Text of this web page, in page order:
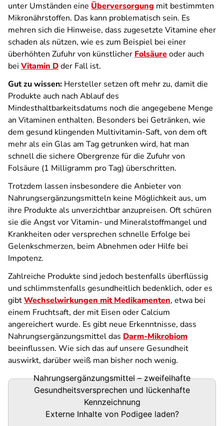
unter Umständen eine Überversorgung mit bestimmten
Mikronährstoffen. Das kann problematisch sein. Es
mehren sich die Hinweise, dass zugesetzte Vitamine eher
schaden als nützen, wie es zum Beispiel bei einer
überhöhten Zufuhr von künstlicher Folsäureoder auch
bei Vitamin Dder Fall ist.
Gut zu wissen: Hersteller setzen oft mehr zu, damit die
Produkte auch nach Ablauf des
Mindesthaltbarkeitsdatums noch die angegebene Menge
an Vitaminen enthalten. Besonders bei Getränken, wie
dem gesund klingenden Multivitamin-Saft, von dem oft
mehr als ein Glas am Tag getrunken wird, hat man
schnell die sichere Obergrenze für die Zufuhr von
Folsäure (1 Milligramm pro Tag) überschritten.
Trotzdem lassen insbesondere die Anbieter von
Nahrungsergänzungsmitteln keine Möglichkeit aus, um
ihre Produkte als unverzichtbar anzupreisen. Oft schüren
sie die Angst vor Vitamin- und Mineralstoffmangel und
Krankheiten oder versprechen schnelle Erfolge bei
Gelenkschmerzen, beim Abnehmen oder Hilfe bei
Impotenz.
Zahlreiche Produkte sind jedoch bestenfalls überflüssig
und schlimmstenfalls gesundheitlich bedenklich, oder es
gibtWechselwirkungen mit Medikamenten, etwa bei
einem Fruchtsaft, der mit Eisen oder Calcium
angereichert wurde. Es gibt neue Erkenntnisse, dass
Nahrungsergänzungsmittel das Darm-Mikrobiom
beeinflussen. Wie sich das auf unsere Gesundheit
auswirkt, darüber weiß man bisher noch wenig.
Podigee-
Nahrungsergänzungsmittel – zweifelhafte
Gesundheitsversprechen und lückenhafte
Kennzeichnung
Externe Inhalte von Podigeeladen?